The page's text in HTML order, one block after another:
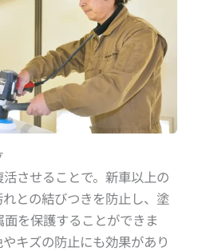
させることで。新車以上の
との結びつきを防止し、塗
を保護することができま
キズの防止にも効果があり